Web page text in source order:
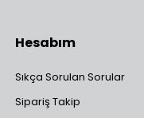
Hesabım
Sıkça Sorulan Sorular
Sipariş Takip